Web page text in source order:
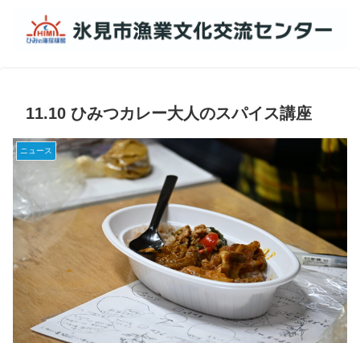
11.10 ひみつカレー大人のスパイス講座
ニュース